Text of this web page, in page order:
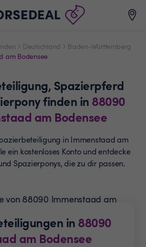
Deutschland
Baden-Württemberg
am Bodensee
Spazierpferd
finden in 88090
am Bodensee
in Immenstaad am
ein kostenloses Konto und entdecke
Spazierponys, die zu dir passen.
in 88090
am Bodensee